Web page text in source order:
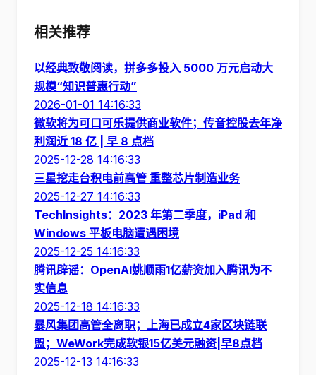
相关推荐
以经典致敬阅读，拼多多投入 5000 万元启动大
规模“知识普惠行动”
2026-01-01 14:16:33
微软将为可口可乐提供商业软件；传音控股去年净
利润近 18 亿 | 早 8 点档
2025-12-28 14:16:33
三星挖走台积电前高管 重整芯片制造业务
2025-12-27 14:16:33
TechInsights：2023 年第二季度，iPad 和
Windows 平板电脑遭遇困境
2025-12-25 14:16:33
腾讯辟谣：OpenAI姚顺雨1亿薪资加入腾讯为不
实信息
2025-12-18 14:16:33
暴风集团高管全离职；上海已成立4家区块链联
盟；WeWork完成软银15亿美元融资|早8点档
2025-12-13 14:16:33